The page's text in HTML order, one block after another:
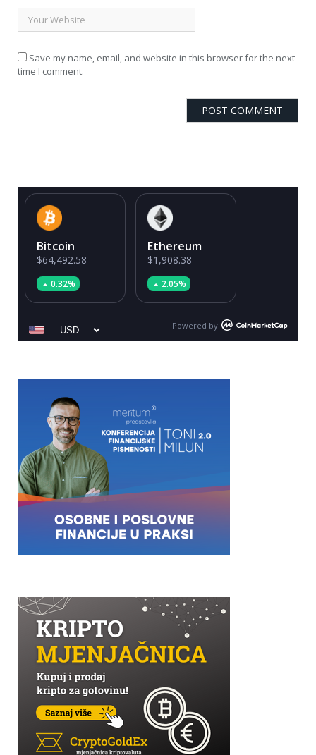
Save my name, email, and website in this browser for the next
time I comment.
Bitcoin
$64,492.58
0.32%
Ethereum
$1,908.38
2.05%
Powered by